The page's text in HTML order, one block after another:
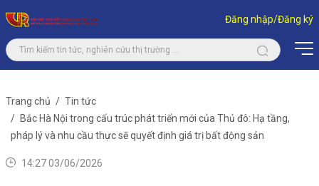
Đăng nhập/Đăng ký
Trang chủ
Tin tức
Bắc Hà Nội trong cấu trúc phát triển mới của Thủ đô: Hạ tầng,
pháp lý và nhu cầu thực sẽ quyết định giá trị bất động sản
14:27 03/06/2026